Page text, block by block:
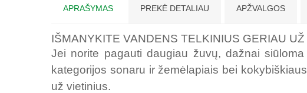
APRAŠYMAS PREKĖ DETALIAU APŽVALGOS
IŠMANYKITE VANDENS TELKINIUS GERIAU
Jei norite pagauti daugiau žuvų, dažnai
kategorijos sonaru ir žemėlapiais bei
už vietinius.